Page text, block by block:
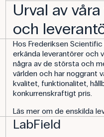
Urval av
och
Hos Frederiksen
erkända leverantörer och
några av de största och
världen och har noggrant
kvalitet, funktionalitet,
konkurrenskraftigt pris.
Läs mer om de enskilda
LabField